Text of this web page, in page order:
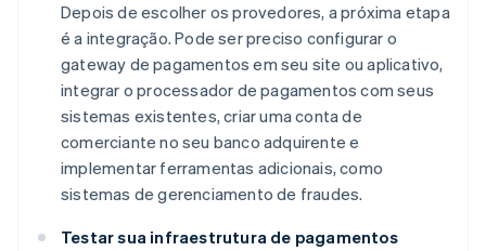
Depois de escolher os provedores, a próxima etapa
é a integração. Pode ser preciso configurar o
gateway de pagamentos em seu site ou aplicativo,
integrar o processador de pagamentos com seus
sistemas existentes, criar uma conta de
comerciante no seu banco adquirente e
implementar ferramentas adicionais, como
sistemas de gerenciamento de fraudes.
Testar sua infraestrutura de pagamentos